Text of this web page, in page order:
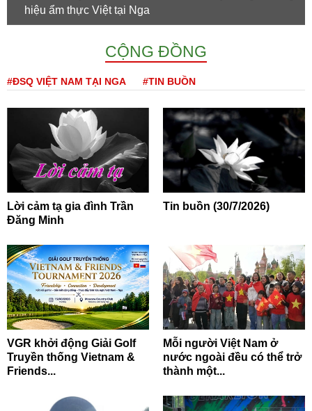
hiệu ẩm thực Việt tại Nga
CỘNG ĐỒNG
#ĐSQ VIỆT NAM TẠI NGA #TIN BUỒN
Lời cảm tạ gia đình Trần
Đăng Minh
Tin buồn (30/7/2026)
VGR khởi động Giải Golf
Truyền thống Vietnam &
Friends...
Mỗi người Việt Nam ở
nước ngoài đều có thể trở
thành một...